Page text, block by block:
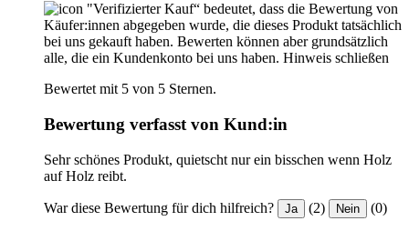
"Verifizierter Kauf“ bedeutet, dass die Bewertung von
Käufer:innen abgegeben wurde, die dieses Produkt tatsächlich
bei uns gekauft haben. Bewerten können aber grundsätzlich
alle, die ein Kundenkonto bei uns haben. Hinweis schließen
Bewertet mit 5 von 5 Sternen.
Bewertung verfasst von Kund:in
Sehr schönes Produkt, quietscht nur ein bisschen wenn Holz
auf Holz reibt.
War diese Bewertung für dich hilfreich? Ja (2) Nein (0)